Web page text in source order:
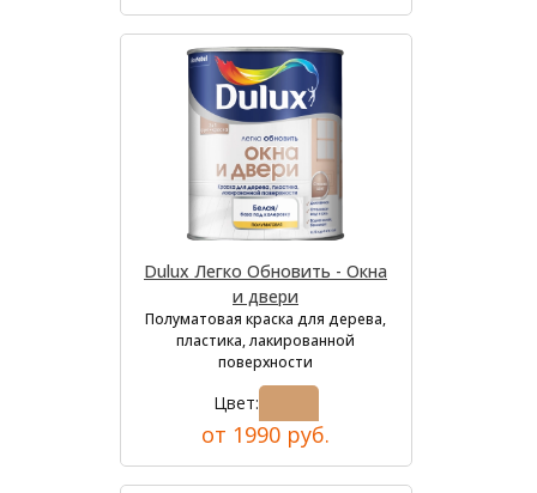
Dulux Легко Обновить - Окна
и двери
Полуматовая краска для дерева,
пластика, лакированной
поверхности
Цвет:
от 1990 руб.